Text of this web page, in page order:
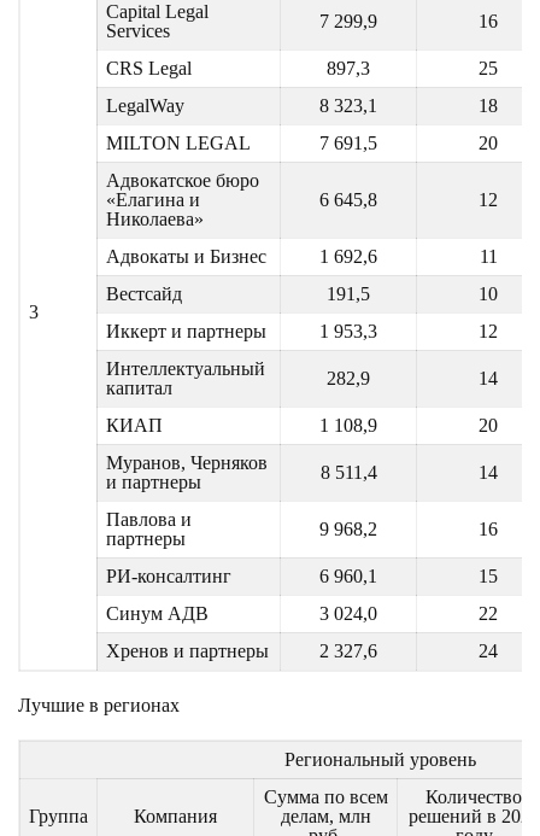
3
Capital Legal
Services
7 299,9 16
CRS Legal 897,3
25
LegalWay
8 323,1
18
MILTON LEGAL
7 691,5
20
Адвокатское бюро
«Елагина и
Николаева»
6 645,8 12
Адвокаты и Бизнес 1 692,6
11
Вестсайд
191,5
10
Иккерт и партнеры
1 953,3
12
Интеллектуальный
капитал
282,9 14
КИАП 1 108,9
20
Муранов, Черняков
и партнеры
8 511,4 14
Павлова и
партнеры
9 968,2 16
РИ-консалтинг 6 960,1
15
Синум АДВ
3 024,0
22
Хренов и партнеры
2 327,6 24
Лучшие в регионах
Региональный уровень
Группа Компания
Сумма по всем
делам, млн
Количество
решений в 2021